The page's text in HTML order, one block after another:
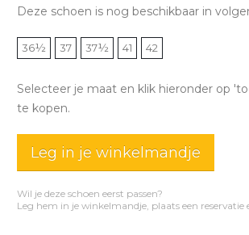
Deze schoen is nog beschikbaar in
36½ 37 37½ 41 42
Selecteer je maat en klik hieronder op
te kopen.
Leg in je winkelmandje
Wil je deze schoen eerst passen?
Leg hem in je winkelmandje, plaats een